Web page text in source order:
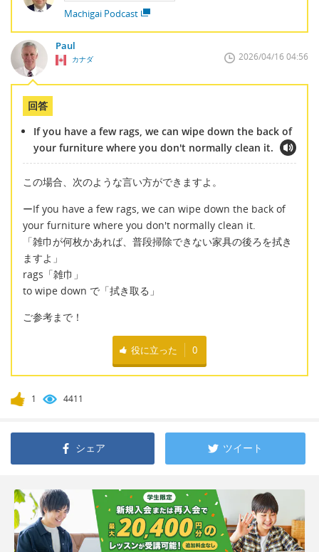
Machigai Podcast
Paul
カナダ 2026/04/16 04:56
回答
If you have a few rags, we can wipe down the back of
your furniture where you don't normally clean it.
この場合、次のような言い方ができますよ。
ーIf you have a few rags, we can wipe down the back of
your furniture where you don't normally clean it.
「雑巾が何枚かあれば、普段掃除できない家具の後ろを拭き
ますよ」
rags「雑巾」
to wipe down で「拭き取る」
ご参考まで！
役に立った 0
1 4411
シェア ツイート